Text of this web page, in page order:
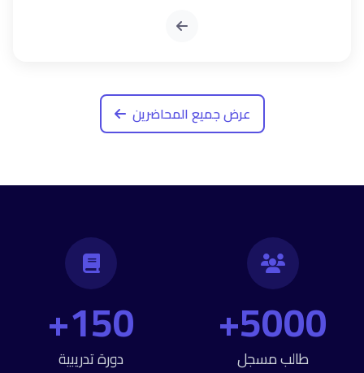
عرض جميع المحاضرين
5000+
طالب مسجل
150+
دورة تدريبية